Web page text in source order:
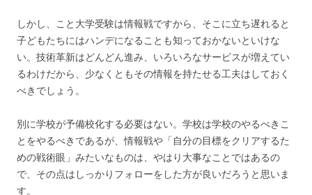
しかし、こと大学受験は情報戦ですから、そこに立ち遅れると
子どもたちにはハンデになることも知っておかないといけな
い。技術革新はどんどん進み、いろいろなサービスが増えてい
るわけだから、少なくともその情報を持たせる工夫はしておく
べきでしょう。
別に学校が予備校化する必要はない。学校は学校のやるべきこ
とをやるべきであるが、情報戦や「自分の目標をクリアするた
めの戦術眼」みたいなものは、やはり大事なことではあるの
で、その点はしっかりフォローをした方が良いだろうと思いま
す。